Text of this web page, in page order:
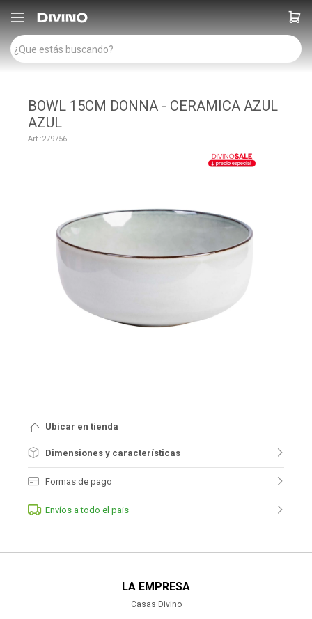

BOWL 15CM DONNA - CERAMICA AZUL
AZUL
279756
Ubicar en tienda
Dimensiones y características
Formas de pago
Envíos a todo el pais
LA EMPRESA
Casas Divino